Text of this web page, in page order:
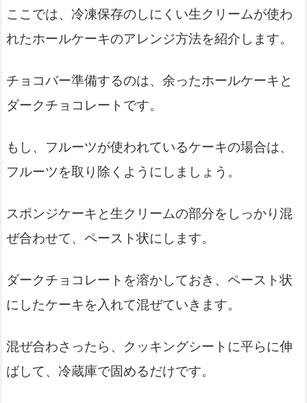
ここでは、冷凍保存のしにくい生クリームが使わ
れたホールケーキのアレンジ方法を紹介します。
チョコバー準備するのは、余ったホールケーキと
ダークチョコレートです。
もし、フルーツが使われているケーキの場合は、
フルーツを取り除くようにしましょう。
スポンジケーキと生クリームの部分をしっかり混
ぜ合わせて、ペースト状にします。
ダークチョコレートを溶かしておき、ペースト状
にしたケーキを入れて混ぜていきます。
混ぜ合わさったら、クッキングシートに平らに伸
ばして、冷蔵庫で固めるだけです。